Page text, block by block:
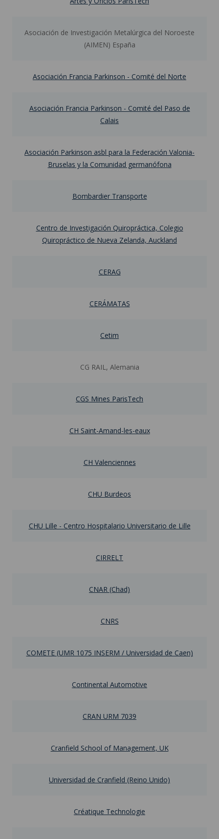
Asociación de Investigación Metalúrgica del Noroeste
(AIMEN) España
Asociación Francia Parkinson - Comité del Norte
Asociación Francia Parkinson - Comité del Paso de
Calais
Asociación Parkinson asbl para la Federación Valonia-
Bruselas y la Comunidad germanófona
Bombardier Transporte
Centro de Investigación Quiropráctica, Colegio
Quiropráctico de Nueva Zelanda, Auckland
CERAG
CERÁMATAS
Cetim
CG RAIL, Alemania
CGS Mines ParisTech
CH Saint-Amand-les-eaux
CH Valenciennes
CHU Burdeos
CHU Lille - Centro Hospitalario Universitario de Lille
CIRRELT
CNAR (Chad)
CNRS
COMETE (UMR 1075 INSERM / Universidad de Caen)
Continental Automotive
CRAN URM 7039
Cranfield School of Management, UK
Universidad de Cranfield (Reino Unido)
Créatique Technologie